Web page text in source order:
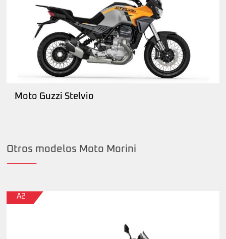
Moto Guzzi Stelvio
Otros modelos Moto Morini
A2